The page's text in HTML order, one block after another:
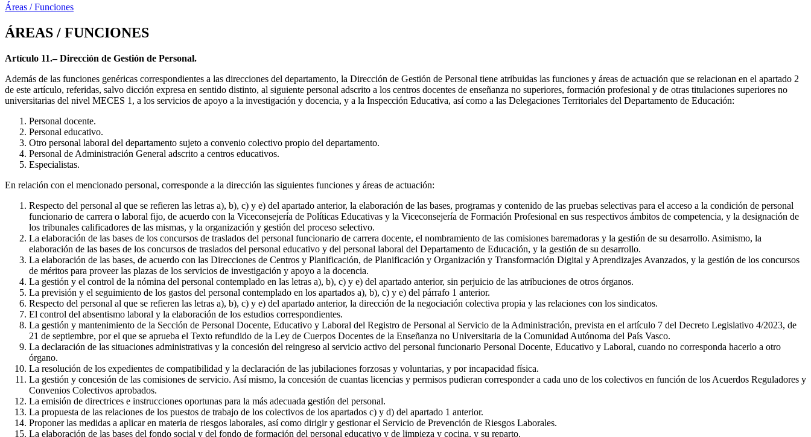
Áreas / Funciones
ÁREAS / FUNCIONES
Artículo 11.– Dirección de Gestión de Personal.
Además de las funciones genéricas correspondientes a las direcciones del departamento, la Dirección de Gestión de Personal tiene atribuidas las funciones y áreas de actuación que se relacionan en el apartado 2
de este artículo, referidas, salvo dicción expresa en sentido distinto, al siguiente personal adscrito a los centros docentes de enseñanza no superiores, formación profesional y de otras titulaciones superiores no
universitarias del nivel MECES 1, a los servicios de apoyo a la investigación y docencia, y a la Inspección Educativa, así como a las Delegaciones Territoriales del Departamento de Educación:
Personal docente.
Personal educativo.
Otro personal laboral del departamento sujeto a convenio colectivo propio del departamento.
Personal de Administración General adscrito a centros educativos.
Especialistas.
En relación con el mencionado personal, corresponde a la dirección las siguientes funciones y áreas de actuación:
Respecto del personal al que se refieren las letras a), b), c) y e) del apartado anterior, la elaboración de las bases, programas y contenido de las pruebas selectivas para el acceso a la condición de personal
funcionario de carrera o laboral fijo, de acuerdo con la Viceconsejería de Políticas Educativas y la Viceconsejería de Formación Profesional en sus respectivos ámbitos de competencia, y la designación de
los tribunales calificadores de las mismas, y la organización y gestión del proceso selectivo.
La elaboración de las bases de los concursos de traslados del personal funcionario de carrera docente, el nombramiento de las comisiones baremadoras y la gestión de su desarrollo. Asimismo, la
elaboración de las bases de los concursos de traslados del personal educativo y del personal laboral del Departamento de Educación, y la gestión de su desarrollo.
La elaboración de las bases, de acuerdo con las Direcciones de Centros y Planificación, de Planificación y Organización y Transformación Digital y Aprendizajes Avanzados, y la gestión de los concursos
de méritos para proveer las plazas de los servicios de investigación y apoyo a la docencia.
La gestión y el control de la nómina del personal contemplado en las letras a), b), c) y e) del apartado anterior, sin perjuicio de las atribuciones de otros órganos.
La previsión y el seguimiento de los gastos del personal contemplado en los apartados a), b), c) y e) del párrafo 1 anterior.
Respecto del personal al que se refieren las letras a), b), c) y e) del apartado anterior, la dirección de la negociación colectiva propia y las relaciones con los sindicatos.
El control del absentismo laboral y la elaboración de los estudios correspondientes.
La gestión y mantenimiento de la Sección de Personal Docente, Educativo y Laboral del Registro de Personal al Servicio de la Administración, prevista en el artículo 7 del Decreto Legislativo 4/2023, de
21 de septiembre, por el que se aprueba el Texto refundido de la Ley de Cuerpos Docentes de la Enseñanza no Universitaria de la Comunidad Autónoma del País Vasco.
La declaración de las situaciones administrativas y la concesión del reingreso al servicio activo del personal funcionario Personal Docente, Educativo y Laboral, cuando no corresponda hacerlo a otro
órgano.
La resolución de los expedientes de compatibilidad y la declaración de las jubilaciones forzosas y voluntarias, y por incapacidad física.
La gestión y concesión de las comisiones de servicio. Así mismo, la concesión de cuantas licencias y permisos pudieran corresponder a cada uno de los colectivos en función de los Acuerdos Reguladores y
Convenios Colectivos aprobados.
La emisión de directrices e instrucciones oportunas para la más adecuada gestión del personal.
La propuesta de las relaciones de los puestos de trabajo de los colectivos de los apartados c) y d) del apartado 1 anterior.
Proponer las medidas a aplicar en materia de riesgos laborales, así como dirigir y gestionar el Servicio de Prevención de Riesgos Laborales.
La elaboración de las bases del fondo social y del fondo de formación del personal educativo y de limpieza y cocina, y su reparto.